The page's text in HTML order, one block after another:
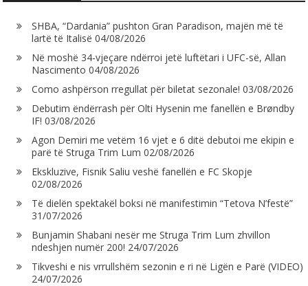
SHBA, “Dardania” pushton Gran Paradison, majën më të
lartë të Italisë 04/08/2026
Në moshë 34-vjeçare ndërroi jetë luftëtari i UFC-së, Allan
Nascimento 04/08/2026
Como ashpërson rregullat për biletat sezonale! 03/08/2026
Debutim ëndërrash për Olti Hysenin me fanellën e Brøndby
IF! 03/08/2026
Agon Demiri me vetëm 16 vjet e 6 ditë debutoi me ekipin e
parë të Struga Trim Lum 02/08/2026
Ekskluzive, Fisnik Saliu veshë fanellën e FC Skopje
02/08/2026
Të dielën spektakël boksi në manifestimin “Tetova N’festë”
31/07/2026
Bunjamin Shabani nesër me Struga Trim Lum zhvillon
ndeshjen numër 200! 24/07/2026
Tikveshi e nis vrrullshëm sezonin e ri në Ligën e Parë (VIDEO)
24/07/2026